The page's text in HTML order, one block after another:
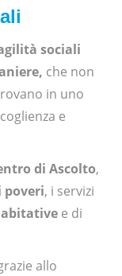
sociali
che non
in uno
e
di Ascolto,
poveri, i servizi
abitative e di
allo